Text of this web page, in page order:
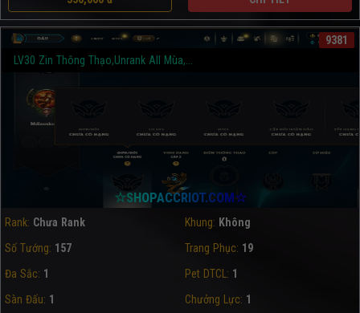
LV30 Zin Thông Thạo,Unrank All Mùa,...
9381
☆SHOPACCRIOT.COM☆
Rank: Chưa Rank Khung: Không
Số Tướng: 157 Trang Phục: 19
Đa Sắc: 1 Pet DTCL: 1
Sàn Đấu: 1 Chưởng Lực: 1